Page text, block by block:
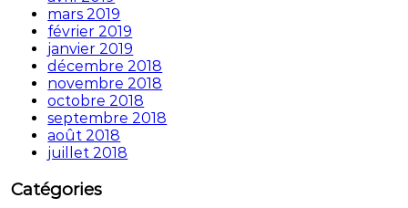
mars 2019
février 2019
janvier 2019
décembre 2018
novembre 2018
octobre 2018
septembre 2018
août 2018
juillet 2018
Catégories